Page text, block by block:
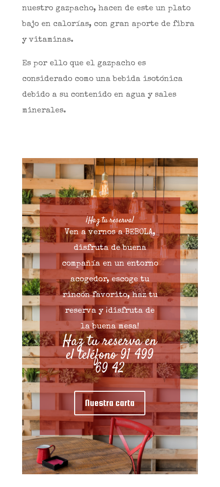
nuestro gazpacho, hacen de este un plato
bajo en calorías, con gran aporte de fibra
y vitaminas.
Es por ello que el gazpacho es
considerado como una bebida isotónica
debido a su contenido en agua y sales
minerales.
¡Haz tu reserva!
Ven a vernos a BEBOLA,
disfruta de buena
compañía en un entorno
acogedor, escoge tu
rincón favorito, haz tu
reserva y ¡disfruta de
la buena mesa!
Haz tu reserva en
el teléfono 91 499
69 42
Nuestra carta